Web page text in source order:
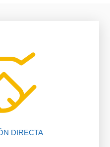
DIRECTA
se pierden por
entre comprador y
te ayudamos.